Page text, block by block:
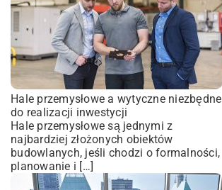
Hale przemysłowe a wytyczne niezbędne
do realizacji inwestycji
Hale przemysłowe są jednymi z
najbardziej złożonych obiektów
budowlanych, jeśli chodzi o formalności,
planowanie i […]